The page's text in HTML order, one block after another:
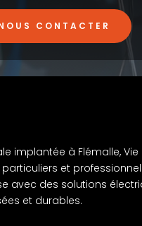
CONTACTER
implantée à Flémalle, Vie
et
avec des solutions
et durables.